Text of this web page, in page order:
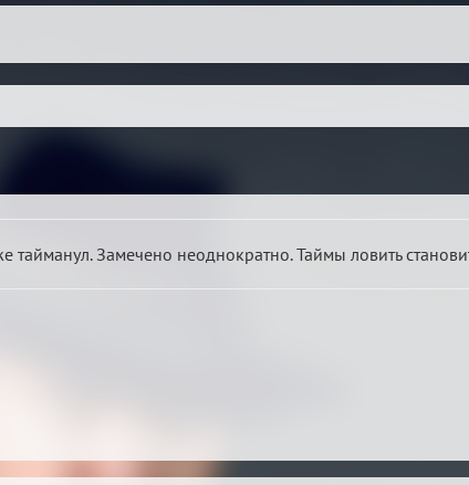
тайманул. Замечено неоднократно. Таймы ловить